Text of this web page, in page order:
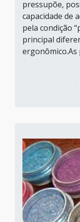
pressupõe,
capacidade de
pela condição
principal
ergonômico.As